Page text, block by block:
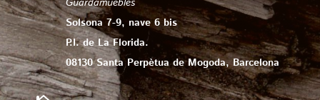
Solsona 7-9, nave 6 bis
P.I. de La Florida.
08130 Santa Perpètua de Mogoda, Barcelona